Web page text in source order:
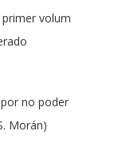
volumen
no poder
Morán)